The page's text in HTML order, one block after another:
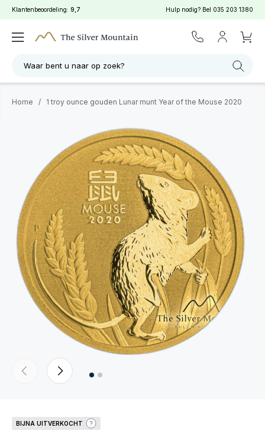
Klantenbeoordeling: 9,7 Hulp nodig? Bel 035 203 1380
Waar bent u naar op zoek?
Home / 1 troy ounce gouden Lunar munt Year of the Mouse 2020
BIJNA UITVERKOCHT